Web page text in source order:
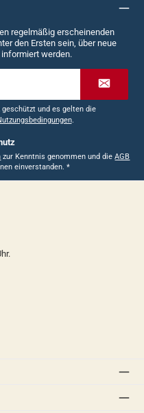
regelmäßig erscheinenden
den Ersten sein, über neue
werden.
und es gelten die
.
zur Kenntnis genommen und dieAGB
einverstanden. *